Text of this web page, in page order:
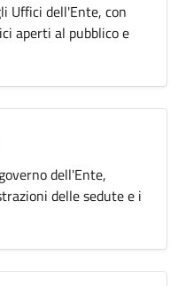
Uffici dell'Ente, con
aperti al pubblico e
dell'Ente,
delle sedute e i